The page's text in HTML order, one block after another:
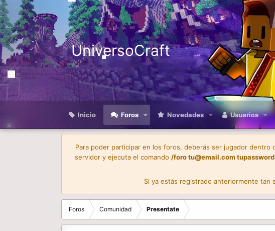
UniversoCraft
Inicio Foros Novedades Usuarios
Para poder participar en los foros, deberás ser jugador dentro
servidor y ejecuta el comando /forotu@email.com tupassword
Si ya estás registrado anteriormente tan
Foros Comunidad Presentate